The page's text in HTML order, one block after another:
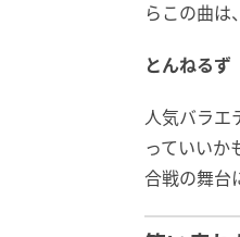
らこの曲は
とんねる
人気バラエ
っていいか
合戦の舞台